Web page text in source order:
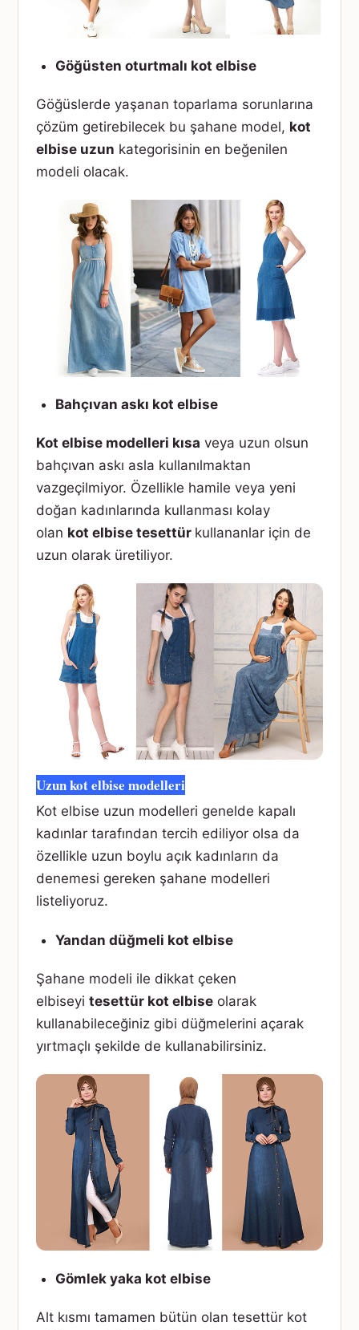
Göğüsten oturtmalı kot elbise
Göğüslerde yaşanan toparlama sorunlarına
çözüm getirebilecek bu şahane model, kot
elbise uzun kategorisinin en beğenilen
modeli olacak.
Bahçıvan askı kot elbise
Kot elbise modelleri kısa veya uzun olsun
bahçıvan askı asla kullanılmaktan
vazgeçilmiyor. Özellikle hamile veya yeni
doğan kadınlarında kullanması kolay
olan kot elbise tesettür kullananlar için de
uzun olarak üretiliyor.
Uzun kot elbise modelleri
Kot elbise uzun modelleri genelde kapalı
kadınlar tarafından tercih ediliyor olsa da
özellikle uzun boylu açık kadınların da
denemesi gereken şahane modelleri
listeliyoruz.
Yandan düğmeli kot elbise
Şahane modeli ile dikkat çeken
elbiseyi tesettür kot elbise olarak
kullanabileceğiniz gibi düğmelerini açarak
yırtmaçlı şekilde de kullanabilirsiniz.
Gömlek yaka kot elbise
Alt kısmı tamamen bütün olan tesettür kot